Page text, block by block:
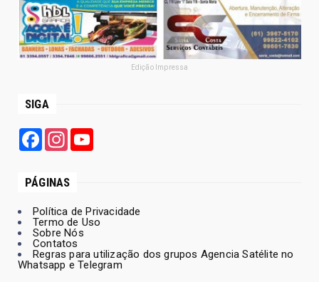
Edição Impressa
SIGA
FacebookInstagram
PÁGINAS
Política de Privacidade
Termo de Uso
Sobre Nós
Contatos
Regras para utilização dos grupos Agencia Satélite no
Whatsapp e Telegram